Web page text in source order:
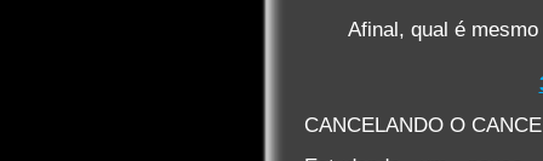
Afinal, qual é
CANCELANDO O